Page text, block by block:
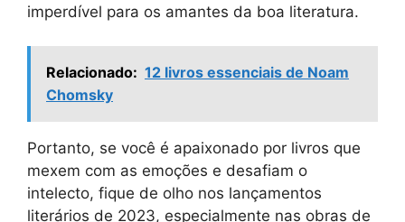
imperdível para os amantes da boa literatura.
Relacionado: 12 livros essenciais de Noam
Chomsky
Portanto, se você é apaixonado por livros que
mexem com as emoções e desafiam o
intelecto, fique de olho nos lançamentos
literários de 2023, especialmente nas obras de